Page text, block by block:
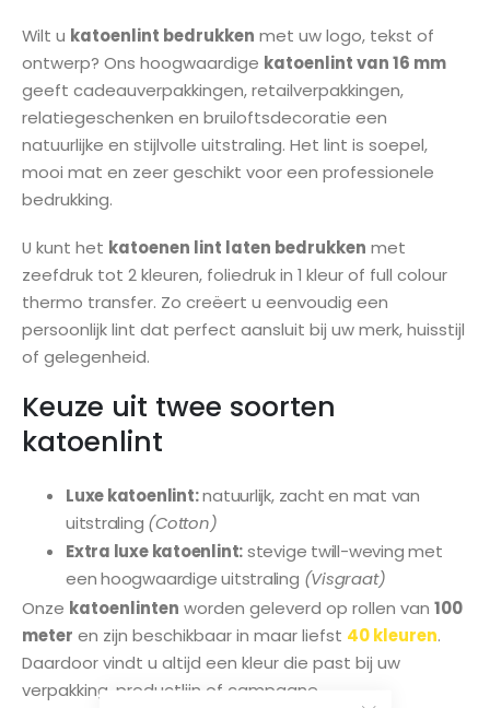
de
gallerij
Wilt u katoenlint bedrukken met uw logo, tekst of
ontwerp? Ons hoogwaardige katoenlint van 16 mm
geeft cadeauverpakkingen, retailverpakkingen,
relatiegeschenken en bruiloftsdecoratie een
natuurlijke en stijlvolle uitstraling. Het lint is soepel,
mooi mat en zeer geschikt voor een professionele
bedrukking.
U kunt het katoenen lint laten bedrukken met
zeefdruk tot 2 kleuren, foliedruk in 1 kleur of full colour
thermo transfer. Zo creëert u eenvoudig een
persoonlijk lint dat perfect aansluit bij uw merk, huisstijl
of gelegenheid.
Keuze uit twee soorten
katoenlint
Luxe katoenlint:natuurlijk, zacht en mat van
uitstraling (Cotton)
Extra luxe katoenlint:stevige twill-weving met
een hoogwaardige uitstraling (Visgraat)
Onze katoenlinten worden geleverd op rollen van 100
meter en zijn beschikbaar in maar liefst 40 kleuren.
Daardoor vindt u altijd een kleur die past bij uw
verpakking, productlijn of campagne.